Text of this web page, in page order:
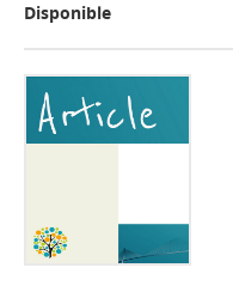
Disponible